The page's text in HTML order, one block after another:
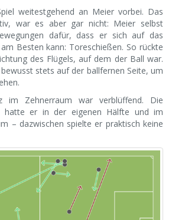
weitestgehend an Meier vorbei. Das
war es aber gar nicht: Meier selbst
dafür, dass er sich auf das
Besten kann: Toreschießen. So rückte
des Flügels, auf dem der Ball war.
stets auf der ballfernen Seite, um
im Zehnerraum war verblüffend. Die
hatte er in der eigenen Hälfte und im
– dazwischen spielte er praktisch keine